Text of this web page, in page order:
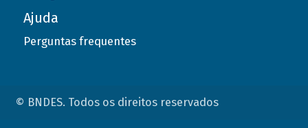
Ajuda
Perguntas frequentes
© BNDES. Todos os direitos reservados